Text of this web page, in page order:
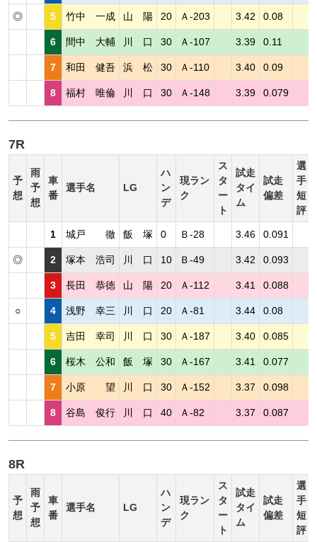
◎ 5 竹中 一成 山 陽 20 Ａ-203 3.42 0.08
6 間中 大輔 川 口 30 Ａ-107 3.39 0.11
7 和田 健吾 浜 松 30 Ａ-110 3.40 0.09
8 福村 唯倫 川 口 30 Ａ-148 3.39 0.079
7R
予
想
雨
予
想
車
番
選手名 LG
ハ
ン
デ
現ラン
ク
ス
タ
ー
ト
試走
タイ
ム
試走
偏差
選
手
短
評
1 城戸 徹 飯 塚 0 Ｂ-28 3.46 0.091
◎ 2 塚本 浩司 川 口 10 Ｂ-49 3.42 0.093
3 長田 恭徳 山 陽 20 Ａ-112 3.41 0.088
○ 4 浅野 幸三 川 口 20 Ａ-81 3.44 0.08
5 吉田 幸司 川 口 30 Ａ-187 3.40 0.085
6 桜木 公和 飯 塚 30 Ａ-167 3.41 0.077
7 小原 望 川 口 30 Ａ-152 3.37 0.098
8 谷島 俊行 川 口 40 Ａ-82 3.37 0.087
8R
予
想
雨
予
想
車
番
選手名 LG
ハ
ン
デ
現ラン
ク
ス
タ
ー
ト
試走
タイ
ム
試走
偏差
選
手
短
評